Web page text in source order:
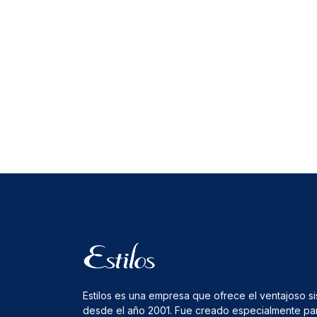
Estilos es una empresa que ofrece el ventajoso
desde el año 2001. Fue creado especialmente